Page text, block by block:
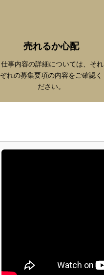
売れるか心配
仕事内容の詳細については、それ
ぞれの募集要項の内容をご確認く
ださい。